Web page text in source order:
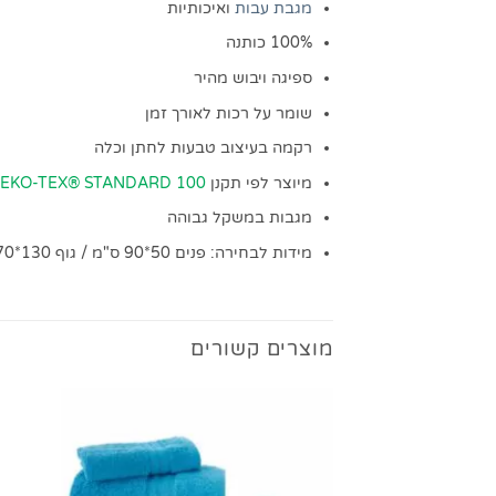
מגבת עבותואיכותיות
100% כותנה
ספיגה ויבוש מהיר
שומר על רכות לאורך זמן
רקמה בעיצוב טבעות לחתן וכלה
מיוצר לפי תקנן TEX® STANDARD 100
מגבות במשקל גבוהה
מידות לבחירה: פנים 50*90 ס"מ / גוף 130*70 ס"מ
מוצרים קשורים